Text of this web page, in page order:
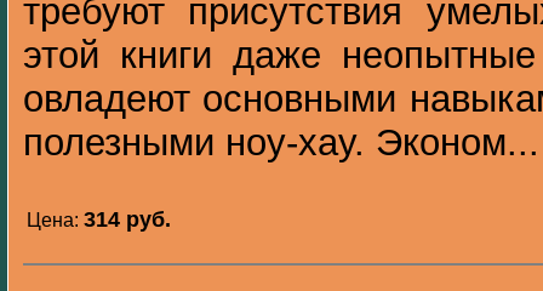
требуют присутствия
этой книги даже
овладеют основными
полезными ноу-хау. Эконом...
Цена: 314 pуб.